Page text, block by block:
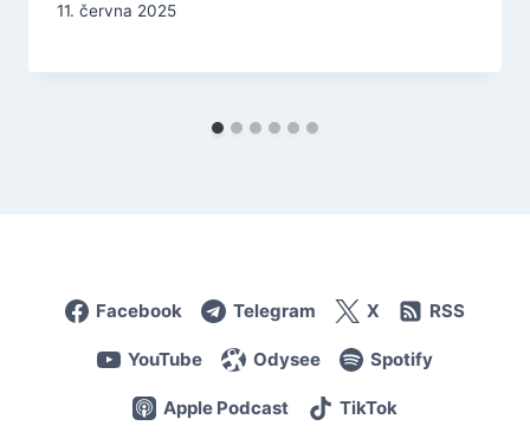
11. června 2025
Facebook Telegram X RSS
YouTube Odysee Spotify
Apple Podcast TikTok